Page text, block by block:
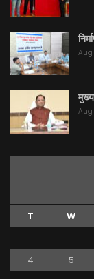
Aug
Aug
T W
4
5